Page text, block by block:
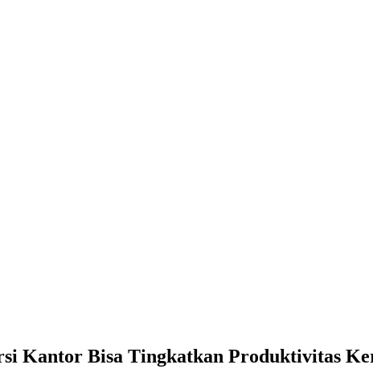
Kantor Bisa Tingkatkan Produktivitas